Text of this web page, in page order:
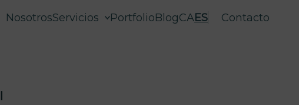
NosotrosServicios PortfolioBlogCAES Contacto